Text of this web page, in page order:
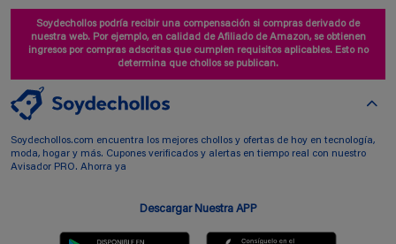
Soydechollos podría recibir una compensación si compras derivado de
nuestra web. Por ejemplo, en calidad de Afiliado de Amazon, se obtienen
ingresos por compras adscritas que cumplen requisitos aplicables. Esto no
determina que chollos se publican.
Soydechollos.com encuentra los mejores chollos y ofertas de hoy en tecnología,
moda, hogar y más. Cupones verificados y alertas en tiempo real con nuestro
Avisador PRO. Ahorra ya
Descargar Nuestra APP